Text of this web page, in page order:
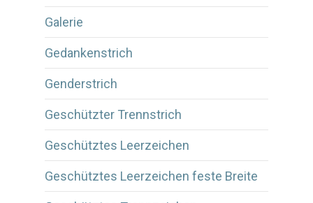
Galerie
Gedankenstrich
Genderstrich
Geschützter Trennstrich
Geschütztes Leerzeichen
Geschütztes Leerzeichen feste Breite